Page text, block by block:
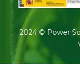
2024 © Power